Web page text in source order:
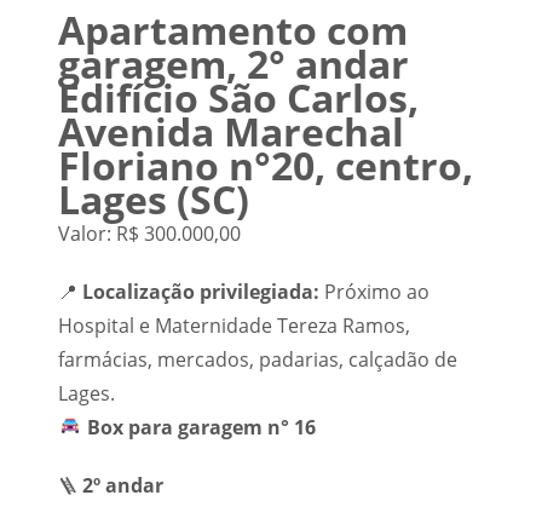
Apartamento com
garagem, 2° andar
Edifício São Carlos,
Avenida Marechal
Floriano n°20, centro,
Lages (SC)
Valor: R$ 300.000,00
📍 Localização privilegiada: Próximo ao
Hospital e Maternidade Tereza Ramos,
farmácias, mercados, padarias, calçadão de
Lages.
Box para garagem n° 16
🪜 2º andar